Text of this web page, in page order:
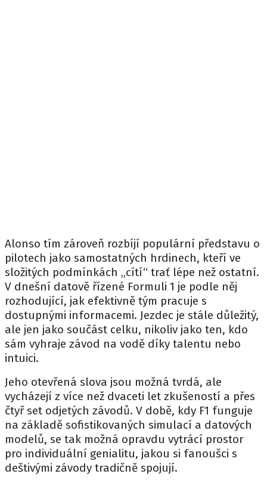
Alonso tím zároveň rozbíjí populární představu o
pilotech jako samostatných hrdinech, kteří ve
složitých podmínkách „cítí“ trať lépe než ostatní.
V dnešní datově řízené Formuli 1 je podle něj
rozhodující, jak efektivně tým pracuje s
dostupnými informacemi. Jezdec je stále důležitý,
ale jen jako součást celku, nikoliv jako ten, kdo
sám vyhraje závod na vodě díky talentu nebo
intuici.
Jeho otevřená slova jsou možná tvrdá, ale
vycházejí z více než dvaceti let zkušeností a přes
čtyř set odjetých závodů. V době, kdy F1 funguje
na základě sofistikovaných simulací a datových
modelů, se tak možná opravdu vytrácí prostor
pro individuální genialitu, jakou si fanoušci s
deštivými závody tradičně spojují.